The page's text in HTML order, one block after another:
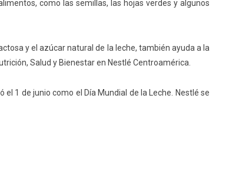
como las semillas, las hojas verdes y algunos
yel azúcar natural de la leche, también ayuda a la
Salud y Bienestar en Nestlé Centroamérica.
el 1 de junio como el Día Mundial de la Leche.
Nestlé se